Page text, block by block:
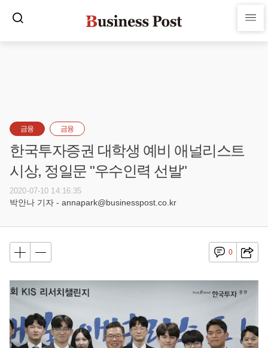
금융 금융
한국투자증권 대학생 예비 애널리스트
시상, 정일문 "우수인력 선발"
2020-07-10 14:16:35
박안나 기자 - annapark@businesspost.co.kr
0